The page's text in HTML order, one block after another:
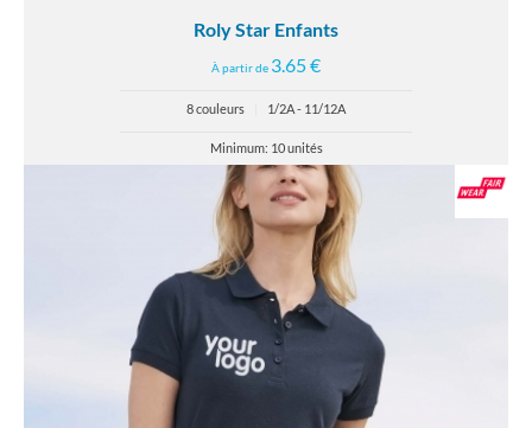
Roly Star Enfants
À partir de 3.65 €
8 couleurs 1/2A - 11/12A
Minimum: 10 unités